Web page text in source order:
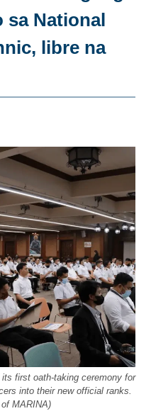
sa National
libre na
first oath-taking ceremony for
into their new official ranks.
MARINA)